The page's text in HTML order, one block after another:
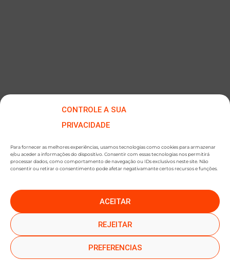
CONTROLE A SUA
PRIVACIDADE
Para fornecer as melhores experiências, usamos tecnologias como cookies para armazenar
e/ou aceder a informações do dispositivo. Consentir com essas tecnologias nos permitirá
processar dados, como comportamento de navegação ou IDs exclusivos neste site. Não
consentir ou retirar o consentimento pode afetar negativamante certos recursos e funções.
ACEITAR
REJEITAR
PREFERENCIAS
●SUBSCREVER NEWSLETTER●